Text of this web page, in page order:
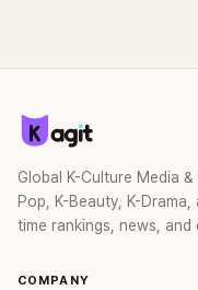
Global K-Culture Media
Pop, K-Beauty, K-
time rankings, news, and
COMPANY